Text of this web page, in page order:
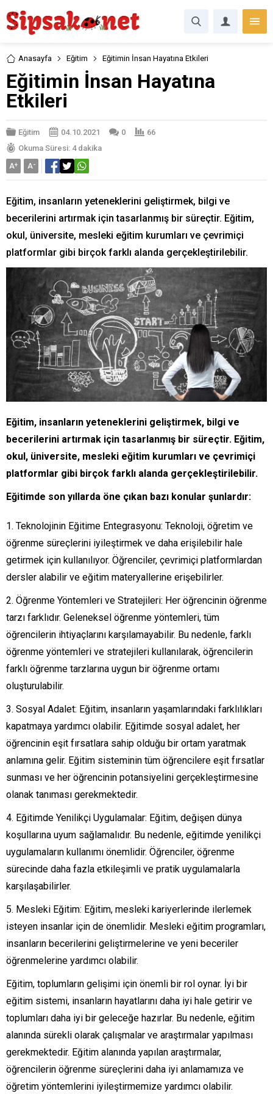
Anasayfa Eğitim Eğitimin İnsan Hayatına Etkileri
Eğitimin İnsan Hayatına
Etkileri
Eğitim 04.10.2021 0
66
Okuma Süresi: 4 dakika
A+ A-
Eğitim, insanların yeteneklerini geliştirmek, bilgi ve
becerilerini artırmak için tasarlanmış bir süreçtir. Eğitim,
okul, üniversite, mesleki eğitim kurumları ve çevrimiçi
platformlar gibi birçok farklı alanda gerçekleştirilebilir.
Eğitim, insanların yeteneklerini geliştirmek, bilgi ve
becerilerini artırmak için tasarlanmış bir süreçtir. Eğitim,
okul, üniversite, mesleki eğitim kurumları ve çevrimiçi
platformlar gibi birçok farklı alanda gerçekleştirilebilir.
Eğitimde son yıllarda öne çıkan bazı konular şunlardır:
Teknolojinin Eğitime Entegrasyonu: Teknoloji, öğretim ve
öğrenme süreçlerini iyileştirmek ve daha erişilebilir hale
getirmek için kullanılıyor. Öğrenciler, çevrimiçi platformlardan
dersler alabilir ve eğitim materyallerine erişebilirler.
Öğrenme Yöntemleri ve Stratejileri: Her öğrencinin öğrenme
tarzı farklıdır. Geleneksel öğrenme yöntemleri, tüm
öğrencilerin ihtiyaçlarını karşılamayabilir. Bu nedenle, farklı
öğrenme yöntemleri ve stratejileri kullanılarak, öğrencilerin
farklı öğrenme tarzlarına uygun bir öğrenme ortamı
oluşturulabilir.
Sosyal Adalet: Eğitim, insanların yaşamlarındaki farklılıkları
kapatmaya yardımcı olabilir. Eğitimde sosyal adalet, her
öğrencinin eşit fırsatlara sahip olduğu bir ortam yaratmak
anlamına gelir. Eğitim sisteminin tüm öğrencilere eşit fırsatlar
sunması ve her öğrencinin potansiyelini gerçekleştirmesine
olanak tanıması gerekmektedir.
Eğitimde Yenilikçi Uygulamalar: Eğitim, değişen dünya
koşullarına uyum sağlamalıdır. Bu nedenle, eğitimde yenilikçi
uygulamaların kullanımı önemlidir. Öğrenciler, öğrenme
sürecinde daha fazla etkileşimli ve pratik uygulamalarla
karşılaşabilirler.
Mesleki Eğitim: Eğitim, mesleki kariyerlerinde ilerlemek
isteyen insanlar için de önemlidir. Mesleki eğitim programları,
insanların becerilerini geliştirmelerine ve yeni beceriler
öğrenmelerine yardımcı olabilir.
Eğitim, toplumların gelişimi için önemli bir rol oynar. İyi bir
eğitim sistemi, insanların hayatlarını daha iyi hale getirir ve
toplumları daha iyi bir geleceğe hazırlar. Bu nedenle, eğitim
alanında sürekli olarak çalışmalar ve araştırmalar yapılması
gerekmektedir. Eğitim alanında yapılan araştırmalar,
öğrencilerin öğrenme süreçlerini daha iyi anlamamıza ve
öğretim yöntemlerini iyileştirmemize yardımcı olabilir.